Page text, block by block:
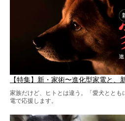
【特集】新・家術〜進化型家電と、
家族だけど、ヒトとは違う。「愛犬ととも
電で応援します。